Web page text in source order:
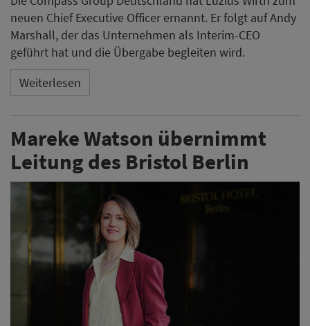
Mareke Watson leitet seit Mai 2026 das Bristol Berlin.
Das Traditionshotel gehört nach seiner
Neupositionierung als erstes Haus in Deutschland zur
Vignette Collection von IHG.